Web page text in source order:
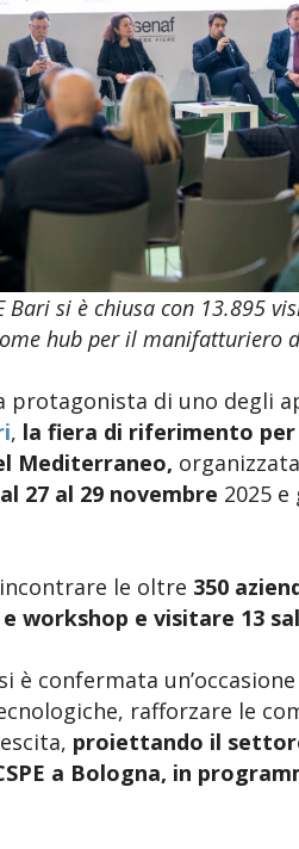
Bari si è chiusa con 13.895
hub per il manifatturiero
protagonista di uno degli
, la fiera di riferimento
Mediterraneo,
27 al 29 novembre 2025
le oltre 350
workshop e visitare 13
è confermata
rafforzare le
proiettando il
a Bologna, in